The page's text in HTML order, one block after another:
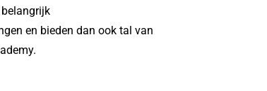
en bieden dan ook tal van